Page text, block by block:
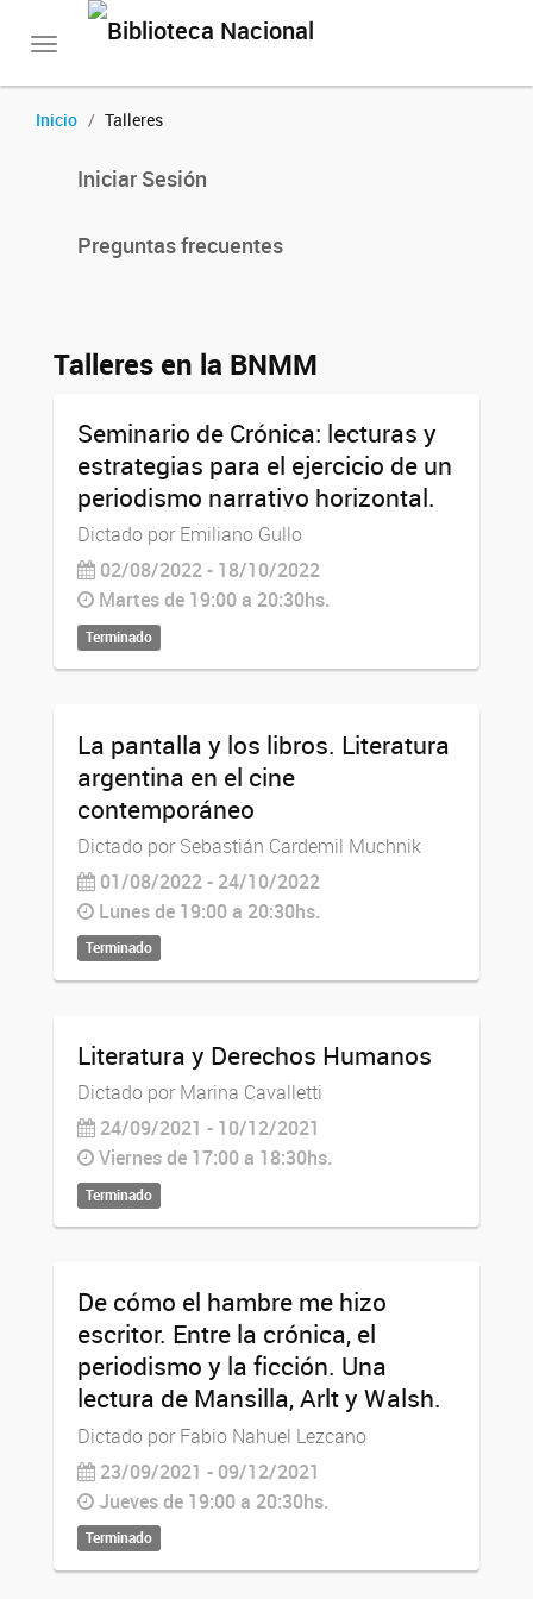
Toggle
Inicio Talleres
Iniciar Sesión
Preguntas frecuentes
Talleres en la BNMM
Seminario de Crónica: lecturas y
estrategias para el ejercicio de un
periodismo narrativo horizontal.
Dictado por Emiliano Gullo
02/08/2022 - 18/10/2022
Martes de 19:00 a 20:30hs.
Terminado
La pantalla y los libros. Literatura
argentina en el cine
contemporáneo
Dictado por Sebastián Cardemil Muchnik
01/08/2022 - 24/10/2022
Lunes de 19:00 a 20:30hs.
Terminado
Literatura y Derechos Humanos
Dictado por Marina Cavalletti
24/09/2021 - 10/12/2021
Viernes de 17:00 a 18:30hs.
Terminado
De cómo el hambre me hizo
escritor. Entre la crónica, el
periodismo y la ficción. Una
lectura de Mansilla, Arlt y Walsh.
Dictado por Fabio Nahuel Lezcano
23/09/2021 - 09/12/2021
Jueves de 19:00 a 20:30hs.
Terminado